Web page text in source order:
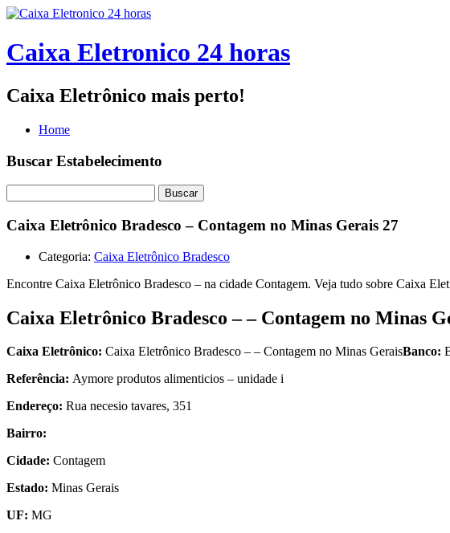
Caixa Eletronico 24 horas
Caixa Eletrônico mais perto!
Home
Buscar Estabelecimento
Buscar
Caixa Eletrônico Bradesco – Contagem no Minas Gerais 27
Categoria: Caixa Eletrônico Bradesco
Encontre Caixa Eletrônico Bradesco – na cidade Contagem. Veja tudo sobre Caixa
Caixa Eletrônico Bradesco – – Contagem no Minas
Caixa Eletrônico: Caixa Eletrônico Bradesco – – Contagem no Minas GeraisBanco:
Referência: Aymore produtos alimenticios – unidade i
Endereço: Rua necesio tavares, 351
Bairro:
Cidade: Contagem
Estado: Minas Gerais
UF: MG